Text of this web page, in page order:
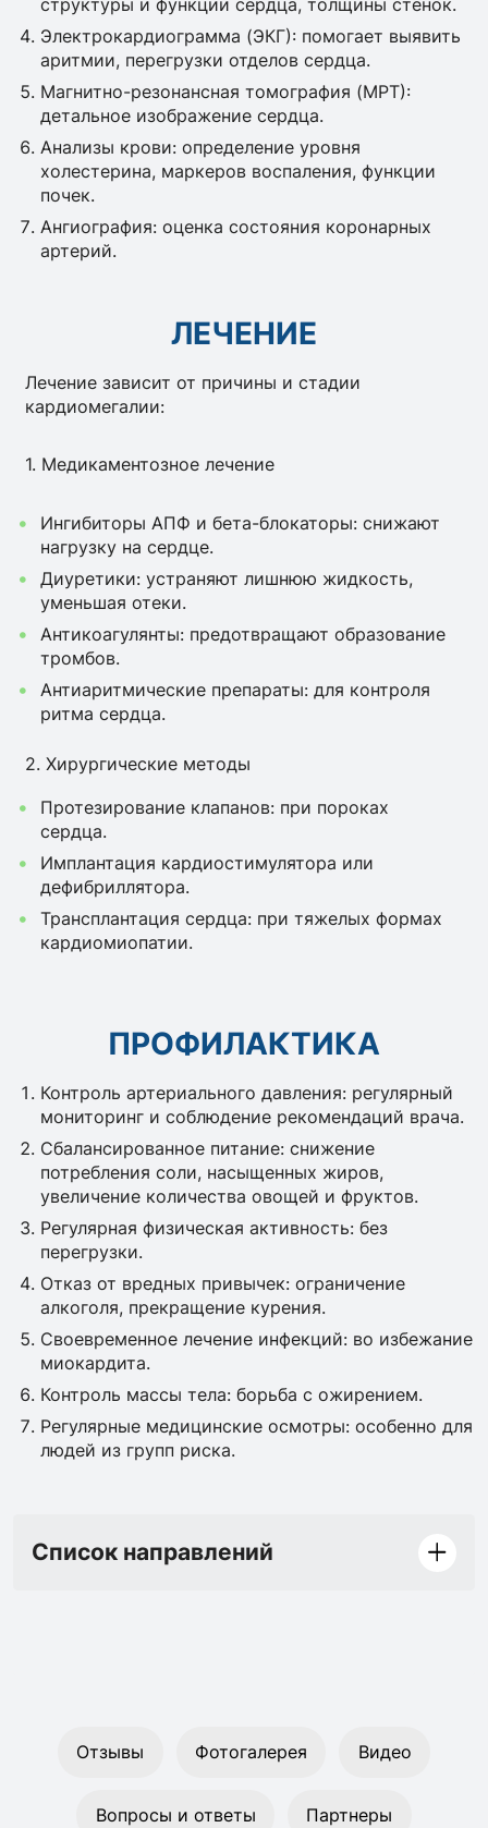
Электрокардиограмма (ЭКГ): помогает выявить
аритмии, перегрузки отделов сердца.
Магнитно-резонансная томография (МРТ):
детальное изображение сердца.
Анализы крови: определение уровня
холестерина, маркеров воспаления, функции
почек.
Ангиография: оценка состояния коронарных
артерий.
ЛЕЧЕНИЕ
Лечение зависит от причины и стадии
кардиомегалии:
1. Медикаментозное лечение
Ингибиторы АПФ и бета-блокаторы: снижают
нагрузку на сердце.
Диуретики: устраняют лишнюю жидкость,
уменьшая отеки.
Антикоагулянты: предотвращают образование
тромбов.
Антиаритмические препараты: для контроля
ритма сердца.
2. Хирургические методы
Протезирование клапанов: при пороках
сердца.
Имплантация кардиостимулятора или
дефибриллятора.
Трансплантация сердца: при тяжелых формах
кардиомиопатии.
ПРОФИЛАКТИКА
Контроль артериального давления: регулярный
мониторинг и соблюдение рекомендаций врача.
Сбалансированное питание: снижение
потребления соли, насыщенных жиров,
увеличение количества овощей и фруктов.
Регулярная физическая активность: без
перегрузки.
Отказ от вредных привычек: ограничение
алкоголя, прекращение курения.
Своевременное лечение инфекций: во избежание
миокардита.
Контроль массы тела: борьба с ожирением.
Регулярные медицинские осмотры: особенно для
людей из групп риска.
Список направлений
Отзывы Фотогалерея Видео
Вопросы и ответы Партнеры